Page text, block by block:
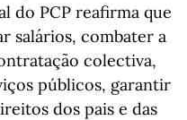
do PCP reafirma que
salários, combater a
colectiva,
públicos, garantir
dos pais e das